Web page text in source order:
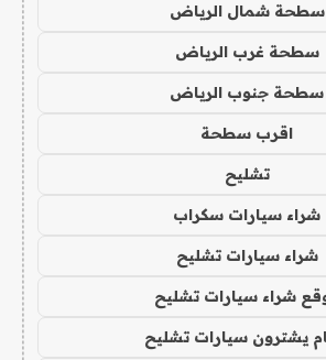
سطحة شمال الرياض
سطحة غرب الرياض
سطحة جنوب الرياض
اقرب سطحة
تشليح
شراء سيارات سكراب
شراء سيارات تشليح
شراء سيارات تشليح
يشترون سيارات تشليح